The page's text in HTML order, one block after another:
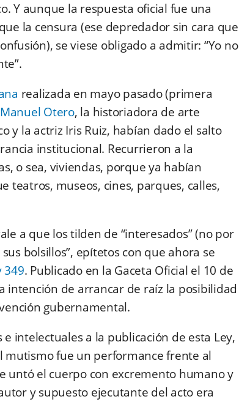
Y aunque la respuesta oficial fue una
la censura (ese depredador sin cara que
se viese obligado a admitir: “Yo no
realizada en mayo pasado (primera
Otero, la historiadora de arte
y la actriz Iris Ruiz, habían dado el salto
institucional. Recurrieron a la
o sea, viviendas, porque ya habían
teatros, museos, cines, parques, calles,
a que los tilden de “interesados” (no por
bolsillos”, epítetos con que ahora se
349. Publicado en la Gaceta Oficial el 10 de
intención de arrancar de raíz la posibilidad
gubernamental.
intelectuales a la publicación de esta Ley,
mutismo fue un performance frente al
untó el cuerpo con excremento humano y
y supuesto ejecutante del acto era